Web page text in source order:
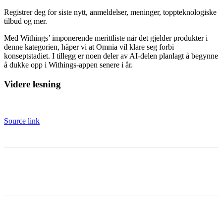
Registrer deg for siste nytt, anmeldelser, meninger, toppteknologiske
tilbud og mer.
Med Withings’ imponerende merittliste når det gjelder produkter i
denne kategorien, håper vi at Omnia vil klare seg forbi
konseptstadiet. I tillegg er noen deler av AI-delen planlagt å begynne
å dukke opp i Withings-appen senere i år.
Videre lesning
Source link